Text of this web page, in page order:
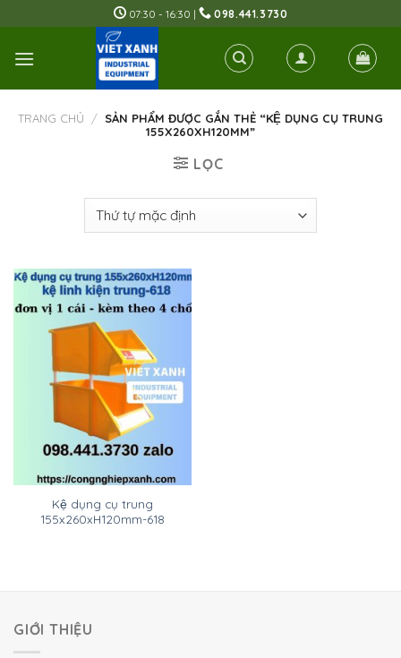
to
content
07:30 - 16:30 | 098.441.3730
TRANG CHỦ / SẢN PHẨM ĐƯỢC GẮN THẺ “KỆ DỤNG CỤ TRUNG
155X260XH120MM”
LỌC
Kệ dụng cụ trung
155x260xH120mm-618
GIỚI THIỆU